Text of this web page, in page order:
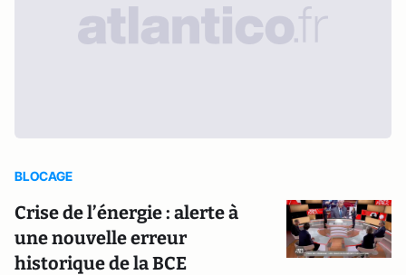
BLOCAGE
Crise de l’énergie : alerte à
une nouvelle erreur
historique de la BCE